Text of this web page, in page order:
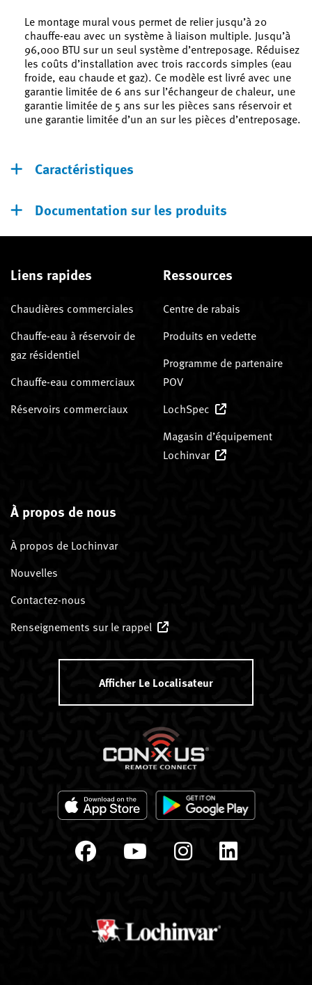
Le montage mural vous permet de relier jusqu’à 20
chauffe-eau avec un système à liaison multiple. Jusqu’à
96,000 BTU sur un seul système d’entreposage. Réduisez
les coûts d’installation avec trois raccords simples (eau
froide, eau chaude et gaz). Ce modèle est livré avec une
garantie limitée de 6 ans sur l’échangeur de chaleur, une
garantie limitée de 5 ans sur les pièces sans réservoir et
une garantie limitée d’un an sur les pièces d’entreposage.
Caractéristiques
Documentation sur les produits
Liens rapides
Chaudières commerciales
Chauffe-eau à réservoir de
gaz résidentiel
Chauffe-eau commerciaux
Réservoirs commerciaux
Ressources
Centre de rabais
Produits en vedette
Programme de partenaire
POV
LochSpec
Magasin d’équipement
Lochinvar
À propos de nous
À propos de Lochinvar
Nouvelles
Contactez-nous
Renseignements sur le rappel
Afficher Le Localisateur